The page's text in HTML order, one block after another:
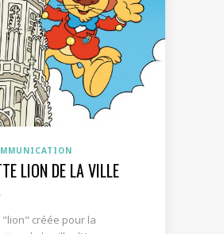
LION DE LA VILLE
"lion" créée pour la